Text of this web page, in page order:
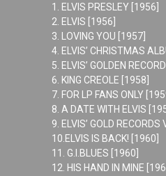
1. ELVIS PRESLEY [1956]
2. ELVIS [1956]
3. LOVING YOU [1957]
4. ELVIS’ CHRISTMAS
5. ELVIS’ GOLDEN
6. KING CREOLE [1958]
7. FOR LP FANS ONLY
8. A DATE WITH ELVIS
9. ELVIS’ GOLD RECORDS
10.ELVIS IS BACK! [1960]
11. G.I.BLUES [1960]
12. HIS HAND IN MINE